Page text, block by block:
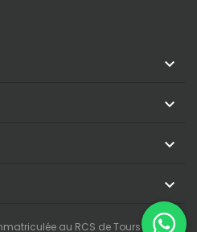




au RCS de Tours - SIREN :